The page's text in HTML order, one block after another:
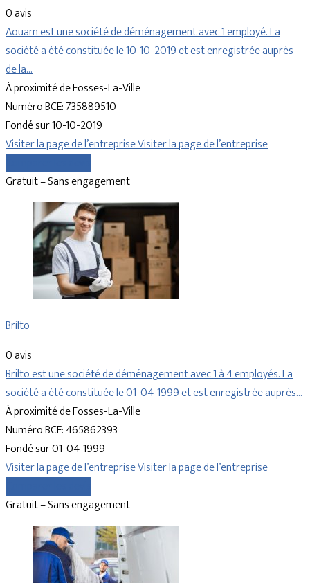
0 avis
Aouam est une société de déménagement avec 1 employé. La
société a été constituée le 10-10-2019 et est enregistrée auprès
de la…
À proximité de Fosses-La-Ville
Numéro BCE: 735889510
Fondé sur 10-10-2019
Visiter la page de l’entrepriseVisiter la page de l’entreprise
Gratuit – Sans engagement
Brilto
0 avis
Brilto est une société de déménagement avec 1 à 4 employés. La
société a été constituée le 01-04-1999 et est enregistrée auprès…
À proximité de Fosses-La-Ville
Numéro BCE: 465862393
Fondé sur 01-04-1999
Visiter la page de l’entrepriseVisiter la page de l’entreprise
Gratuit – Sans engagement